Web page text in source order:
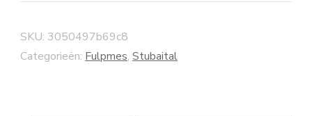
SKU: 3050497b69c8
Categorieën: Fulpmes, Stubaital